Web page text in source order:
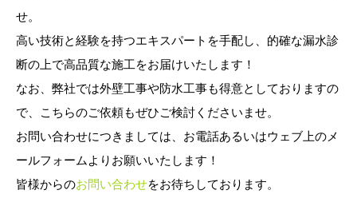
せ。
高い技術と経験を持つエキスパートを手配し、的確な漏水診
断の上で高品質な施工をお届けいたします！
なお、弊社では外壁工事や防水工事も得意としておりますの
で、こちらのご依頼もぜひご検討くださいませ。
お問い合わせにつきましては、お電話あるいはウェブ上のメ
ールフォームよりお願いいたします！
皆様からのお問い合わせをお待ちしております。